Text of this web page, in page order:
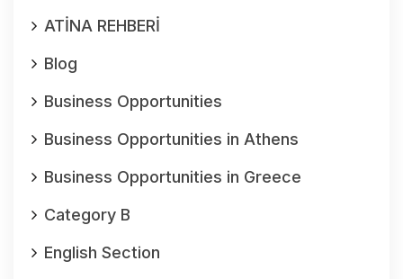
ATİNA REHBERİ
Blog
Business Opportunities
Business Opportunities in Athens
Business Opportunities in Greece
Category B
English Section